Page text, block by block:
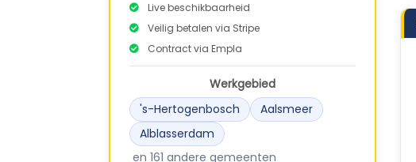
Live beschikbaarheid
Veilig betalen via Stripe
Contract via Empla
Werkgebied
's-Hertogenbosch
Aalsmeer
Alblasserdam
en 161 andere gemeenten